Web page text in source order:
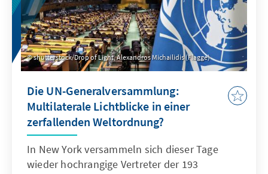
shutterstock/Drop of Light, Alexandros Michailidis (Flagge)
Die UN-Generalversammlung:
Multilaterale Lichtblicke in einer
zerfallenden Weltordnung?
In New York versammeln sich dieser Tage
wieder hochrangige Vertreter der 193